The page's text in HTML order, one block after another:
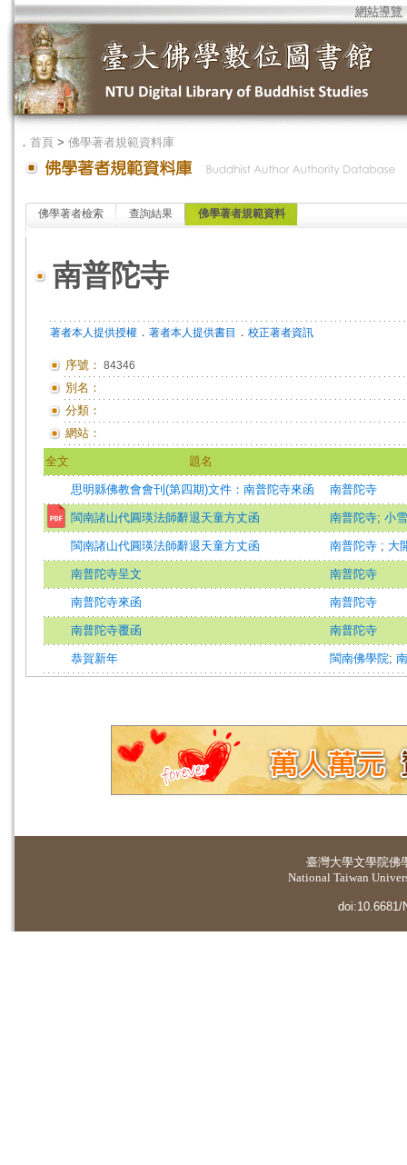
網站導覽
． 首頁 > 佛學著者規範資料庫
佛學著者檢索 查詢結果 佛學著者規範資料
南普陀寺
著者本人提供授權 ． 著者本人提供書目 ． 校正著者資訊
序號： 84346
別名：
分類：
網站：
全文 題名
思明縣佛教會會刊(第四期)文件：南普陀寺來函 南普陀寺
閩南諸山代圓瑛法師辭退天童方丈函 南普陀寺; 小
閩南諸山代圓瑛法師辭退天童方丈函 南普陀寺 ; 大
南普陀寺呈文 南普陀寺
南普陀寺來函 南普陀寺
南普陀寺覆函 南普陀寺
恭賀新年 閩南佛學院;
臺灣大學文學院佛
National Taiwan
doi:10.6681/